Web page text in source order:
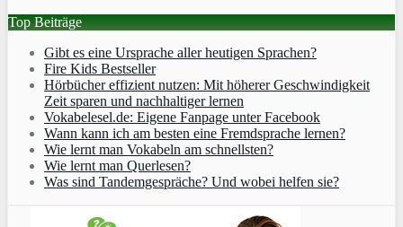
Top Beiträge
Gibt es eine Ursprache aller heutigen Sprachen?
Fire Kids Bestseller
Hörbücher effizient nutzen: Mit höherer Geschwindigkeit
Zeit sparen und nachhaltiger lernen
Vokabelesel.de: Eigene Fanpage unter Facebook
Wann kann ich am besten eine Fremdsprache lernen?
Wie lernt man Vokabeln am schnellsten?
Wie lernt man Querlesen?
Was sind Tandemgespräche? Und wobei helfen sie?